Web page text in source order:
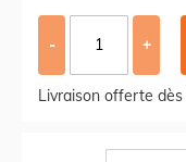
- +
Livraison offerte dès